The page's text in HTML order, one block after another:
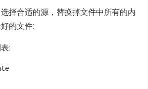
择合适的源，替换掉文件中所有的内
的文件:
: